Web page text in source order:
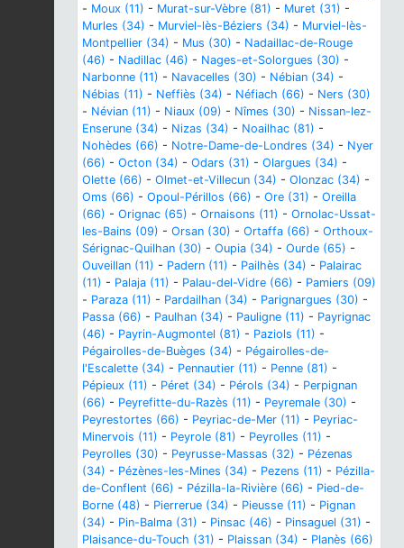
- Moux (11) - Murat-sur-Vèbre (81) - Muret (31) -
Murles (34) - Murviel-lès-Béziers (34) - Murviel-lès-
Montpellier (34) - Mus (30) - Nadaillac-de-Rouge
(46) - Nadillac (46) - Nages-et-Solorgues (30) -
Narbonne (11) - Navacelles (30) - Nébian (34) -
Nébias (11) - Neffiès (34) - Néfiach (66) - Ners (30)
- Névian (11) - Niaux (09) - Nîmes (30) - Nissan-lez-
Enserune (34) - Nizas (34) - Noailhac (81) -
Nohèdes (66) - Notre-Dame-de-Londres (34) - Nyer
(66) - Octon (34) - Odars (31) - Olargues (34) -
Olette (66) - Olmet-et-Villecun (34) - Olonzac (34) -
Oms (66) - Opoul-Périllos (66) - Ore (31) - Oreilla
(66) - Orignac (65) - Ornaisons (11) - Ornolac-Ussat-
les-Bains (09) - Orsan (30) - Ortaffa (66) - Orthoux-
Sérignac-Quilhan (30) - Oupia (34) - Ourde (65) -
Ouveillan (11) - Padern (11) - Pailhès (34) - Palairac
(11) - Palaja (11) - Palau-del-Vidre (66) - Pamiers (09)
- Paraza (11) - Pardailhan (34) - Parignargues (30) -
Passa (66) - Paulhan (34) - Pauligne (11) - Payrignac
(46) - Payrin-Augmontel (81) - Paziols (11) -
Pégairolles-de-Buèges (34) - Pégairolles-de-
l'Escalette (34) - Pennautier (11) - Penne (81) -
Pépieux (11) - Péret (34) - Pérols (34) - Perpignan
(66) - Peyrefitte-du-Razès (11) - Peyremale (30) -
Peyrestortes (66) - Peyriac-de-Mer (11) - Peyriac-
Minervois (11) - Peyrole (81) - Peyrolles (11) -
Peyrolles (30) - Peyrusse-Massas (32) - Pézenas
(34) - Pézènes-les-Mines (34) - Pezens (11) - Pézilla-
de-Conflent (66) - Pézilla-la-Rivière (66) - Pied-de-
Borne (48) - Pierrerue (34) - Pieusse (11) - Pignan
(34) - Pin-Balma (31) - Pinsac (46) - Pinsaguel (31) -
Plaisance-du-Touch (31) - Plaissan (34) - Planès (66)